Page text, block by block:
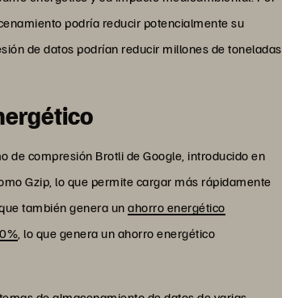
podría reducir potencialmente su
de datos podrían reducir millones de toneladas
de compresión Brotli de Google, introducido en
Gzip, lo que permite cargar más rápidamente
también genera unahorro energético
, lo que genera un ahorro energético